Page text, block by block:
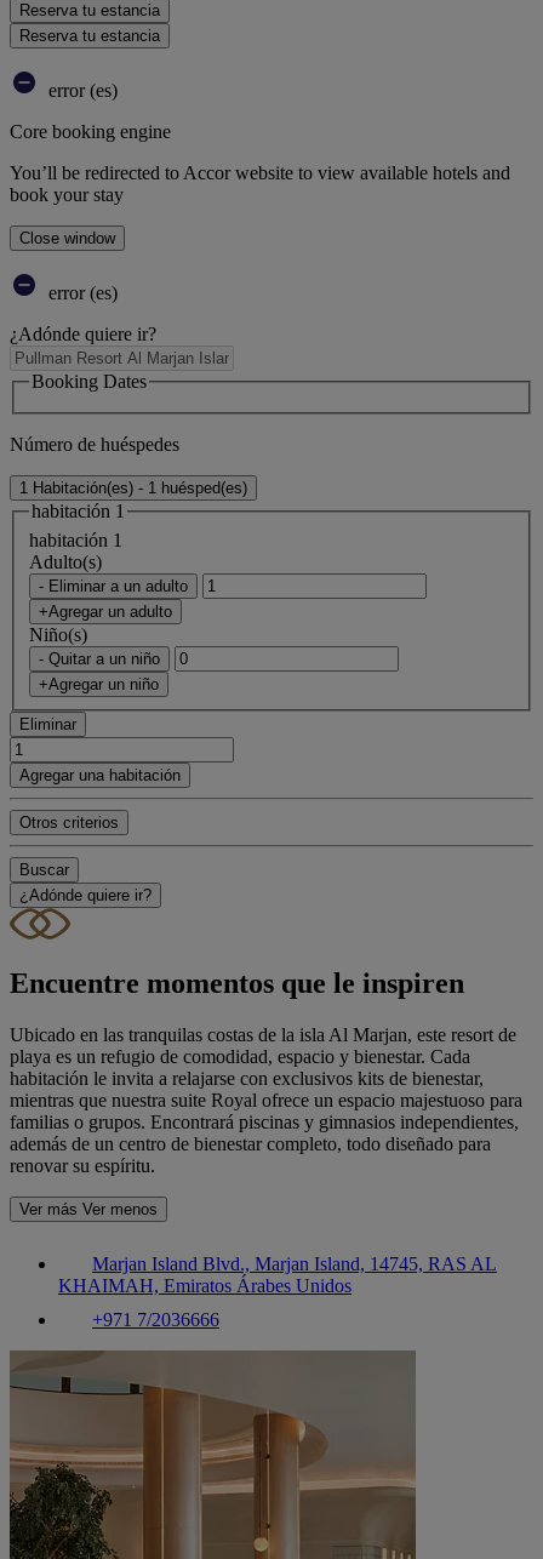
Reserva tu estancia
Reserva tu estancia
error (es)
Core booking engine
You’ll be redirected to Accor website to view available hotels and
book your stay
Close window
error (es)
¿Adónde quiere ir?
Booking Dates
Número de huéspedes
1 Habitación(es) - 1 huésped(es)
habitación 1
habitación 1
Adulto(s)
- Eliminar a un adulto
+Agregar un adulto
Niño(s)
- Quitar a un niño
+Agregar un niño
Eliminar
Agregar una habitación
Otros criterios
Buscar
¿Adónde quiere ir?
Encuentre momentos que le inspiren
Ubicado en las tranquilas costas de la isla Al Marjan, este resort de
playa es un refugio de comodidad, espacio y bienestar. Cada
habitación le invita a relajarse con exclusivos kits de bienestar,
mientras que nuestra suite Royal ofrece un espacio majestuoso para
familias o grupos. Encontrará piscinas y gimnasios independientes,
además de un centro de bienestar completo, todo diseñado para
renovar su espíritu.
Ver más Ver menos
Marjan Island Blvd., Marjan Island, 14745, RAS AL
KHAIMAH, Emiratos Árabes Unidos
+971 7/2036666